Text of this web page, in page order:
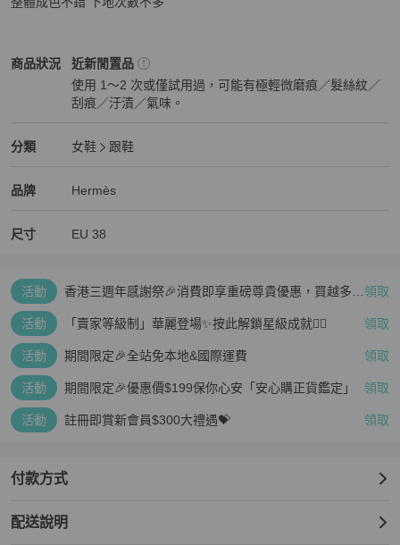
商品狀況
Hermès女鞋商品狀態與細節
近新閒置品
使用 1～2 次或僅試用過，可能有極輕微磨痕／髮絲紋／
刮痕／汙漬／氣味。
分類
Hermès 女鞋分類資訊
女鞋
跟鞋
品牌
Hermès 精品女鞋品牌介紹
Hermès
Hermès 推薦清單
尺寸 EU 38
活動
香港三週年感謝祭🎉消費即享重磅尊貴優惠，買越多、 領取
活動 「賣家等級制」華麗登場✨按此解鎖星級成就👆🏻 領取
活動 期間限定🎉全站免本地&國際運費 領取
活動 期間限定🎉優惠價$199保你心安「安心購正貨鑑定」 領取
活動 註冊即賞新會員$300大禮遇💝 領取
付款方式
配送說明